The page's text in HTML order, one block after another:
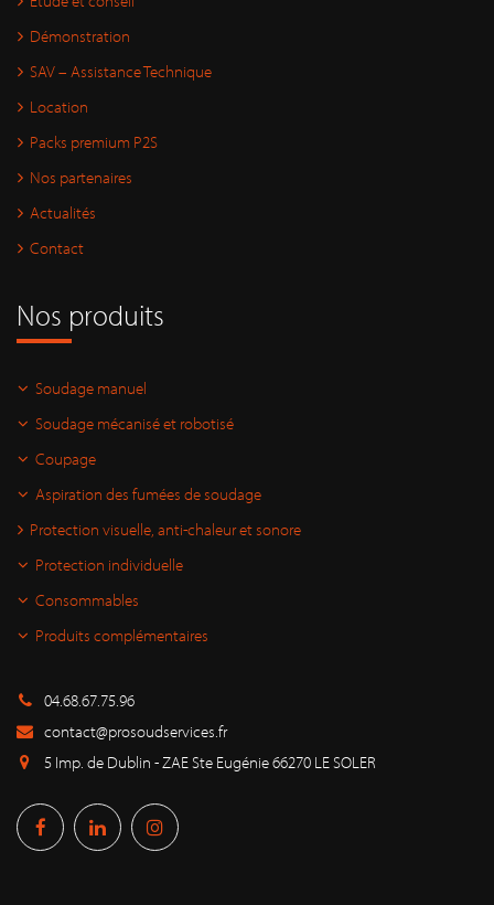
Démonstration
SAV – Assistance Technique
Location
Packs premium P2S
Nos partenaires
Actualités
Contact
Nos produits
Soudage manuel
Soudage mécanisé et robotisé
Coupage
Aspiration des fumées de soudage
Protection visuelle, anti-chaleur et sonore
Protection individuelle
Consommables
Produits complémentaires
04.68.67.75.96
contact@prosoudservices.fr
5 Imp. de Dublin - ZAE Ste Eugénie 66270 LE SOLER